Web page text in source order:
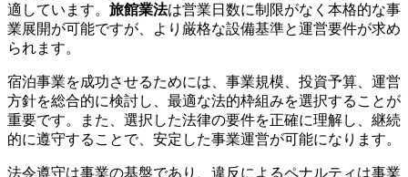
適しています。 旅館業法は営業日数に制限がなく本格的な事
業展開が可能ですが、より厳格な設備基準と運営要件が求め
られます。
宿泊事業を成功させるためには、事業規模、投資予算、運営
方針を総合的に検討し、最適な法的枠組みを選択することが
重要です。また、選択した法律の要件を正確に理解し、継続
的に遵守することで、安定した事業運営が可能になります。
法令遵守は事業の基盤であり、違反によるペナルティは事業